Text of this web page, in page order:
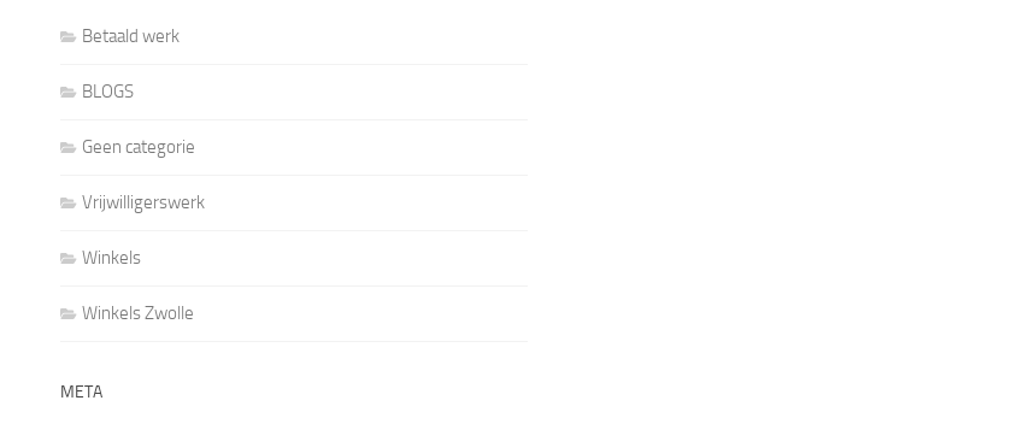
Betaald werk
BLOGS
Geen categorie
Vrijwilligerswerk
Winkels
Winkels Zwolle
META